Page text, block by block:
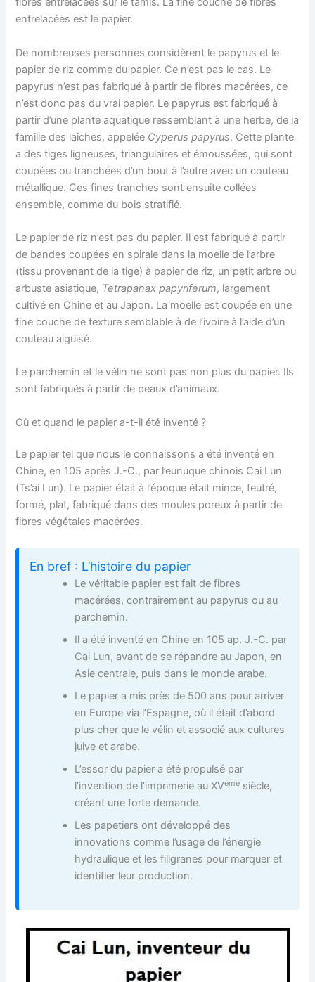
entrelacées est le papier.
De nombreuses personnes considèrent le papyrus et le
papier de riz comme du papier. Ce n’est pas le cas. Le
papyrus n’est pas fabriqué à partir de fibres macérées, ce
n’est donc pas du vrai papier. Le papyrus est fabriqué à
partir d’une plante aquatique ressemblant à une herbe, de la
famille des laîches, appelée Cyperus papyrus. Cette plante
a des tiges ligneuses, triangulaires et émoussées, qui sont
coupées ou tranchées d’un bout à l’autre avec un couteau
métallique. Ces fines tranches sont ensuite collées
ensemble, comme du bois stratifié.
Le papier de riz n’est pas du papier. Il est fabriqué à partir
de bandes coupées en spirale dans la moelle de l’arbre
(tissu provenant de la tige) à papier de riz, un petit arbre ou
arbuste asiatique, Tetrapanax papyriferum, largement
cultivé en Chine et au Japon. La moelle est coupée en une
fine couche de texture semblable à de l’ivoire à l’aide d’un
couteau aiguisé.
Le parchemin et le vélin ne sont pas non plus du papier. Ils
sont fabriqués à partir de peaux d’animaux.
Où et quand le papier a-t-il été inventé ?
Le papier tel que nous le connaissons a été inventé en
Chine, en 105 après J.-C., par l’eunuque chinois Cai Lun
(Ts’ai Lun). Le papier était à l’époque était mince, feutré,
formé, plat, fabriqué dans des moules poreux à partir de
fibres végétales macérées.
En bref : L’histoire du papier
Le véritable papier est fait de fibres
macérées, contrairement au papyrus ou au
parchemin.
Il a été inventé en Chine en 105 ap. J.-C. par
Cai Lun, avant de se répandre au Japon, en
Asie centrale, puis dans le monde arabe.
Le papier a mis près de 500 ans pour arriver
en Europe via l’Espagne, où il était d’abord
plus cher que le vélin et associé aux cultures
juive et arabe.
L’essor du papier a été propulsé par
l’invention de l’imprimerie au XVème siècle,
créant une forte demande.
Les papetiers ont développé des
innovations comme l’usage de l’énergie
hydraulique et les filigranes pour marquer et
identifier leur production.